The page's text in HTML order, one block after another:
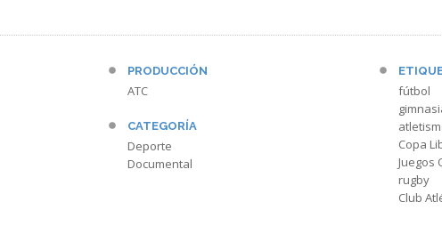
PRODUCCIÓN
ATC
CATEGORÍA
Deporte
Documental
fútbol
Copa
Juegos
rugby
Club